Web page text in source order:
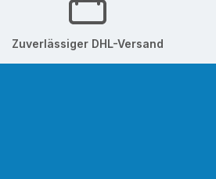
Zuverlässiger DHL-Versand